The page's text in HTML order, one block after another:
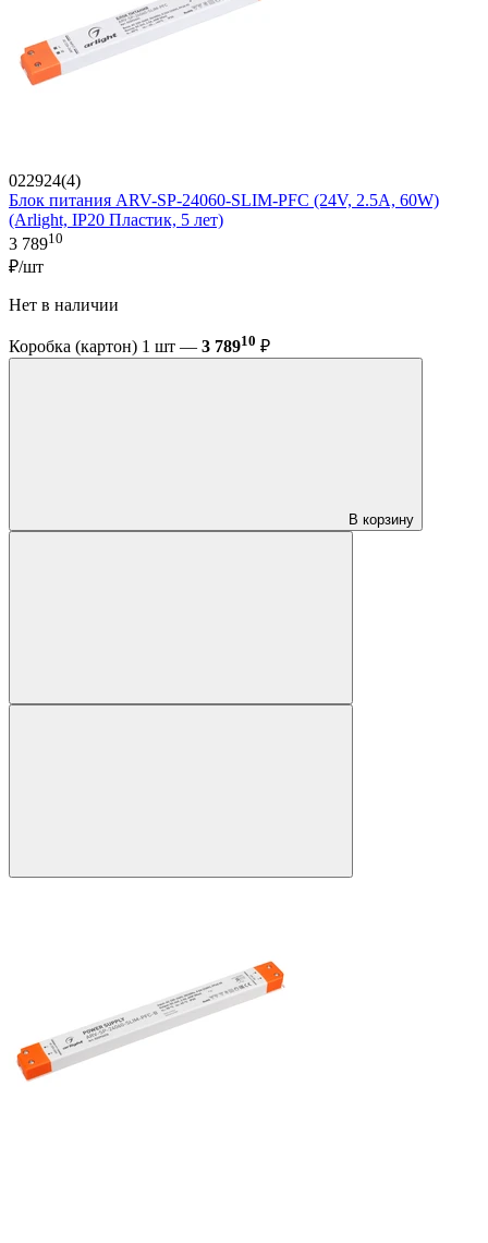
022924(4)
Блок питания ARV-SP-24060-SLIM-PFC (24V, 2.5A, 60W)
(Arlight, IP20 Пластик, 5 лет)
3 78910
₽/шт
Нет в наличии
Коробка (картон) 1 шт — 3 78910 ₽
В корзину